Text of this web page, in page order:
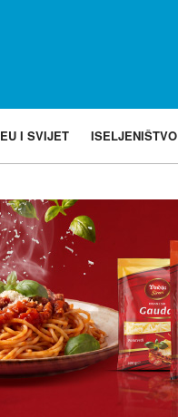
EU I SVIJET ISELJENIŠTVO